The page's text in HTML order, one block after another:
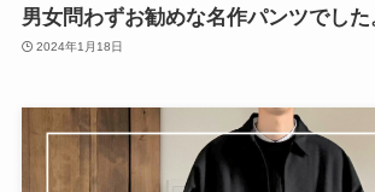
男女問わずお勧めな名作パンツでした
2024年1月18日